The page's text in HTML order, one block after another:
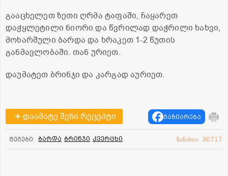
გააცხელეთ ზეთი ღრმა ტაფაში, ჩაყარეთ
დაჭყლეტილი ნიორი და წვრილად დაჭრილი ხახვი,
მოხარშული ბარდა და ხრაკეთ 1-2 წუთის
განმავლობაში. თან ურიეთ.
დაუმატეთ ბრინჯი და კარგად აურიეთ.
დაამატე შენი რეცეპტი გაზიარება
ტეგები: ბარდა ბრინჯი კვერცხი ნანახია: 30717